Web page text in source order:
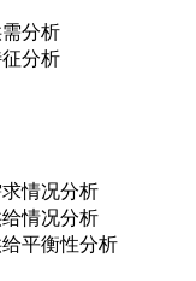
分析
分析
情况分析
情况分析
平衡性分析